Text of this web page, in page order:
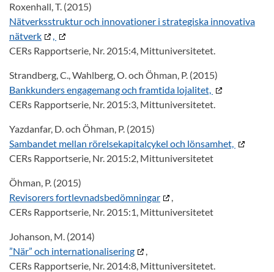
Roxenhall, T. (2015)
Nätverksstruktur och innovationer i strategiska innovativa
nätverk
,
CERs Rapportserie, Nr. 2015:4, Mittuniversitetet.
Strandberg, C., Wahlberg, O. och Öhman, P. (2015)
Bankkunders engagemang och framtida lojalitet,
CERs Rapportserie, Nr. 2015:3, Mittuniversitetet.
Yazdanfar, D. och Öhman, P. (2015)
Sambandet mellan rörelsekapitalcykel och lönsamhet,
CERs Rapportserie, Nr. 2015:2, Mittuniversitetet
Öhman, P. (2015)
Revisorers fortlevnadsbedömningar
,
CERs Rapportserie, Nr. 2015:1, Mittuniversitetet
Johanson, M. (2014)
”När” och internationalisering
,
CERs Rapportserie, Nr. 2014:8, Mittuniversitetet.